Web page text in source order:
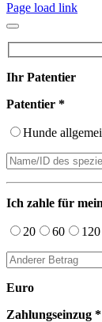
Page load link
Ihr Patentier
Patentier *
Hunde
Ich zahle für
20 60 120
Euro
Zahlungseinzug *